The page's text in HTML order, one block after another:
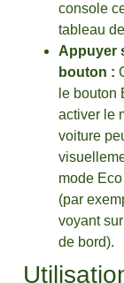
console
tableau
Appuyer
bouton :
le bouton
activer le
voiture
mode
(par
voyant
de bord).